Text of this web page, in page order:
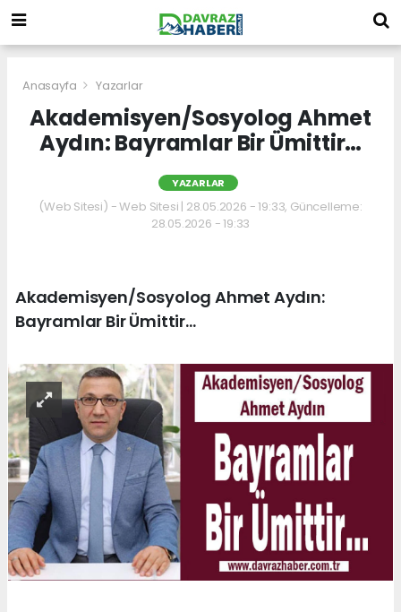
Anasayfa Yazarlar
Akademisyen/Sosyolog Ahmet
Aydın: Bayramlar Bir Ümittir…
YAZARLAR
(Web Sitesi) - Web Sitesi | 28.05.2026 - 19:33, Güncelleme:
28.05.2026 - 19:33
Akademisyen/Sosyolog Ahmet Aydın:
Bayramlar Bir Ümittir…